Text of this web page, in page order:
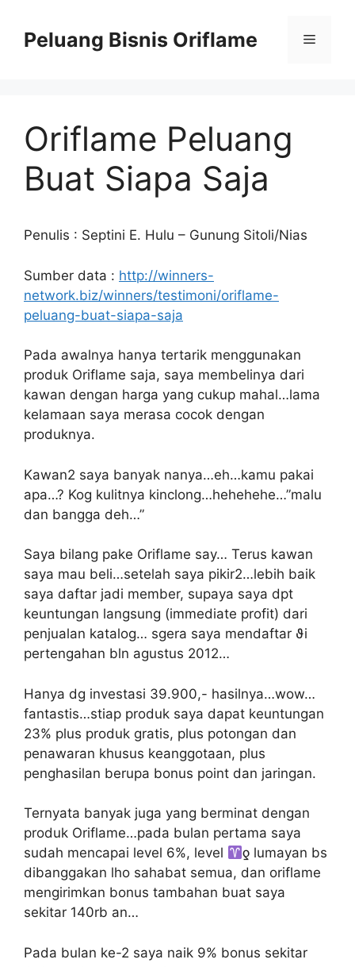
Peluang Bisnis Oriflame
Oriflame Peluang
Buat Siapa Saja
Penulis : Septini E. Hulu – Gunung Sitoli/Nias
Sumber data : http://winners-
network.biz/winners/testimoni/oriflame-
peluang-buat-siapa-saja
Pada awalnya hanya tertarik menggunakan
produk Oriflame saja, saya membelinya dari
kawan dengan harga yang cukup mahal…lama
kelamaan saya merasa cocok dengan
produknya.
Kawan2 saya banyak nanya…eh…kamu pakai
apa…? Kog kulitnya kinclong…hehehehe…”malu
dan bangga deh…”
Saya bilang pake Oriflame say… Terus kawan
saya mau beli…setelah saya pikir2…lebih baik
saya daftar jadi member, supaya saya dpt
keuntungan langsung (immediate profit) dari
penjualan katalog… sgera saya mendaftar ϑi
pertengahan bln agustus 2012…
Hanya dg investasi 39.900,- hasilnya…wow…
fantastis…stiap produk saya dapat keuntungan
23% plus produk gratis, plus potongan dan
penawaran khusus keanggotaan, plus
penghasilan berupa bonus point dan jaringan.
Ternyata banyak juga yang berminat dengan
produk Oriflame…pada bulan pertama saya
sudah mencapai level 6%, level
ƍ lumayan bs
dibanggakan lho sahabat semua, dan oriflame
mengirimkan bonus tambahan buat saya
sekitar 140rb an…
Pada bulan ke-2 saya naik 9% bonus sekitar